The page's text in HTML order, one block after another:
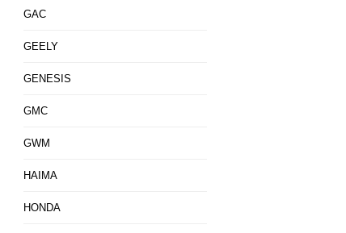
GAC
GEELY
GENESIS
GMC
GWM
HAIMA
HONDA